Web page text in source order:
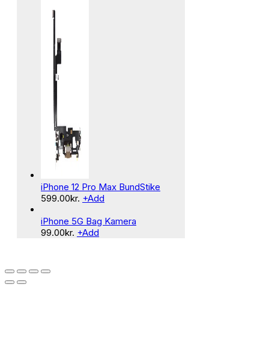
iPhone 12 Pro Max BundStike
599.00kr. +Add
iPhone 5G Bag Kamera
99.00kr. +Add